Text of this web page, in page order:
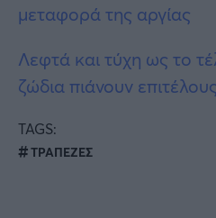
μεταφορά της αργίας
Λεφτά και τύχη ως το
ζώδια πιάνουν
TAGS:
ΤΡΑΠΕΖΕΣ